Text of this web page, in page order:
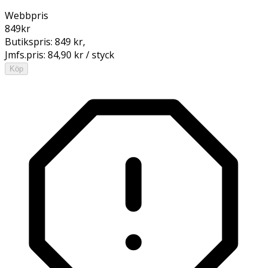
Webbpris
849kr
Butikspris: 849 kr,
Jmfs.pris: 84,90 kr / styck
Köp